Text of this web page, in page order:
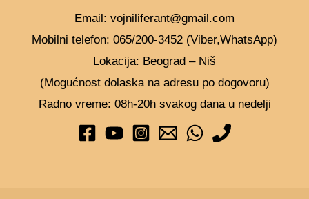
Email: vojniliferant@gmail.com
Mobilni telefon: 065/200-3452 (Viber,WhatsApp)
Lokacija: Beograd – Niš
(Mogućnost dolaska na adresu po dogovoru)
Radno vreme: 08h-20h svakog dana u nedelji